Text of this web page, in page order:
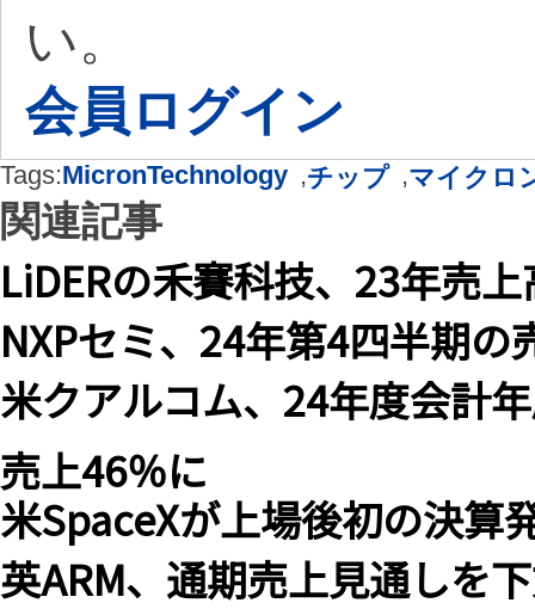
い。
会員ログイン
Tags:MicronTechnology ,チップ ,マイクロ
関連記事
LiDERの禾賽科技、23年売
NXPセミ、24年第4四半期
米クアルコム、24年度会計
売上46％に
米SpaceXが上場後初の決算
英ARM、通期売上見通しを